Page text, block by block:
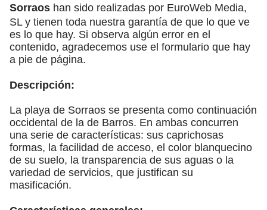
Sorraos han sido realizadas por EuroWeb Media,
SL y tienen toda nuestra garantía de que lo que ve
es lo que hay. Si observa algún error en el
contenido, agradecemos use el formulario que hay
a pie de página.
Descripción:
La playa de Sorraos se presenta como continuación
occidental de la de Barros. En ambas concurren
una serie de características: sus caprichosas
formas, la facilidad de acceso, el color blanquecino
de su suelo, la transparencia de sus aguas o la
variedad de servicios, que justifican su
masificación.